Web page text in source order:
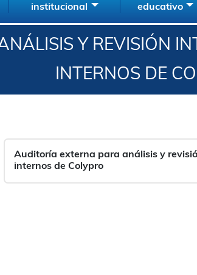
institucional
educativo
Y REVISIÓN
INTERNOS DE
Auditoría externa para análisis y
internos de Colypro